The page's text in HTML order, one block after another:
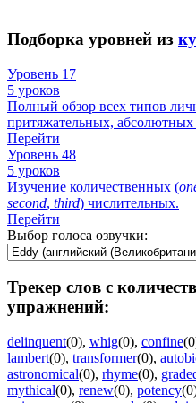
Подборка уровней из
Уровень 17
5 уроков
Полный обзор всех типов
притяжательных, абсолютных
Перейти
Уровень 48
5 уроков
Изучение количественных (
second, third) числительных.
Перейти
Выбор голоса озвучки:
Трекер слов с
упражнений:
delinquent(0), whig(0), confine
lambert(0), transformer(0),
astronomical(0), rhyme(0),
mythical(0), renew(0), potency